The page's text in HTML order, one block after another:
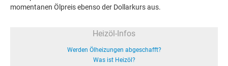
momentanen Ölpreis ebenso der Dollarkurs aus.
Heizöl-Infos
Werden Ölheizungen abgeschafft?
Was ist Heizöl?